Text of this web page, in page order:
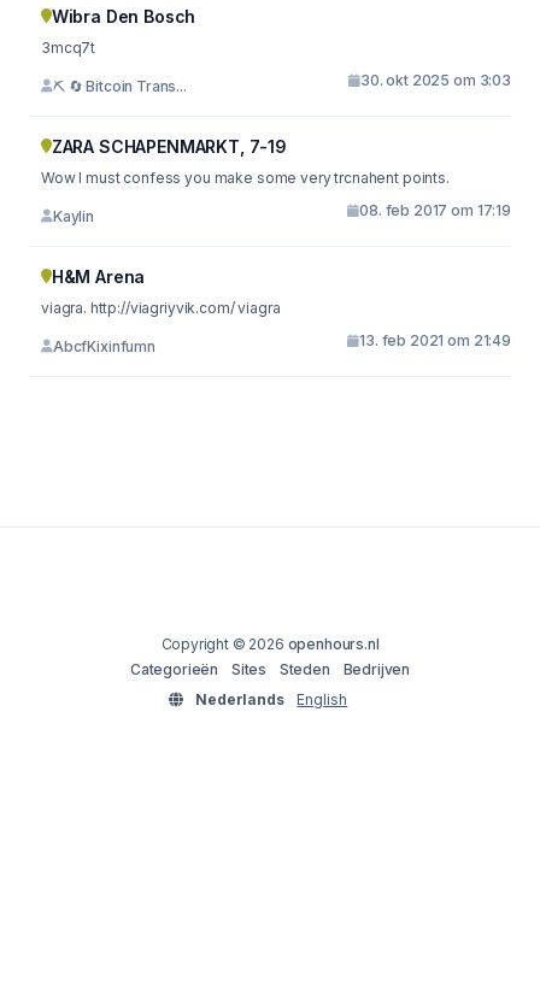
Wibra Den Bosch
3mcq7t
⛏ 🔄 Bitcoin Trans... 30. okt 2025 om 3:03
ZARA SCHAPENMARKT, 7-19
Wow I must confess you make some very trcnahent points.
Kaylin 08. feb 2017 om 17:19
H&M Arena
viagra. http://viagriyvik.com/ viagra
AbcfKixinfumn 13. feb 2021 om 21:49
Copyright © 2026 openhours.nl
Categorieën
Sites Steden
Bedrijven
Nederlands
English